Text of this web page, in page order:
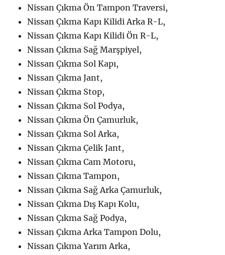
Nissan Çıkma Ön Tampon Traversi,
Nissan Çıkma Kapı Kilidi Arka R-L,
Nissan Çıkma Kapı Kilidi Ön R-L,
Nissan Çıkma Sağ Marşpiyel,
Nissan Çıkma Sol Kapı,
Nissan Çıkma Jant,
Nissan Çıkma Stop,
Nissan Çıkma Sol Podya,
Nissan Çıkma Ön Çamurluk,
Nissan Çıkma Sol Arka,
Nissan Çıkma Çelik Jant,
Nissan Çıkma Cam Motoru,
Nissan Çıkma Tampon,
Nissan Çıkma Sağ Arka Çamurluk,
Nissan Çıkma Dış Kapı Kolu,
Nissan Çıkma Sağ Podya,
Nissan Çıkma Arka Tampon Dolu,
Nissan Çıkma Yarım Arka,